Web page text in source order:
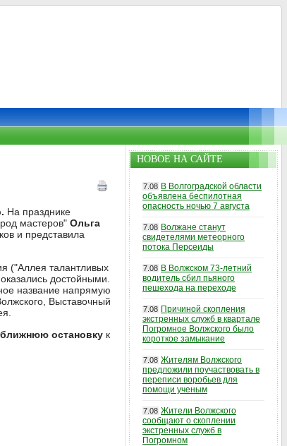
На празднике
мастеров" Ольга
и представила
("Аллея талантливых
достойными.
название напрямую
Выставочный
остановку к
НОВОЕ НА САЙТЕ
7.08 В Волгоградской области
объявлена беспилотная
опасность ночью 7 августа
7.08 Волжане станут
свидетелями метеорного
потока Персеиды
7.08 В Волжском 73-летний
водитель сбил пьяного
пешехода на переходе
7.08 Причиной скопления
экстренных служб в квартале
Погромное Волжского было
короткое замыкание
7.08 Жителям Волжского
предложили поучаствовать в
переписи воробьев для
помощи ученым
7.08 Жители Волжского
сообщают о скоплении
экстренных служб в
Погромном